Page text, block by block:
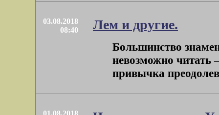
03.08.2018
08:40
Лем и другие.
Большинство
невозможно читать
привычка